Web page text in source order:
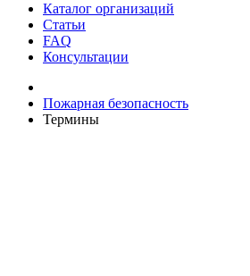
Каталог организаций
Статьи
FAQ
Консультации
Пожарная безопасность
Термины